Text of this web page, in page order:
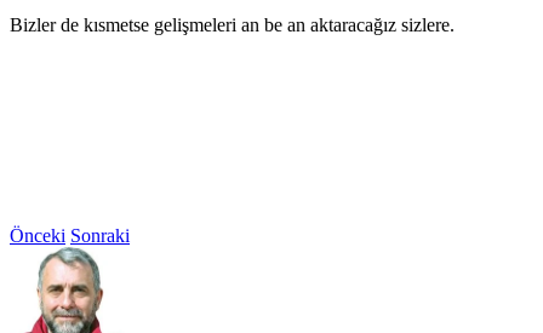
Bizler de kısmetse gelişmeleri an be an aktaracağız sizlere.
Önceki Sonraki